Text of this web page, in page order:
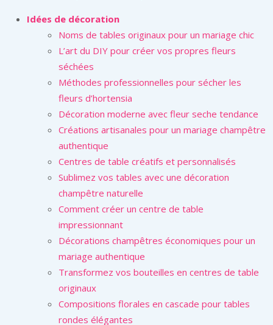
Idées de décoration
Noms de tables originaux pour un mariage chic
L’art du DIY pour créer vos propres fleurs
séchées
Méthodes professionnelles pour sécher les
fleurs d’hortensia
Décoration moderne avec fleur seche tendance
Créations artisanales pour un mariage champêtre
authentique
Centres de table créatifs et personnalisés
Sublimez vos tables avec une décoration
champêtre naturelle
Comment créer un centre de table
impressionnant
Décorations champêtres économiques pour un
mariage authentique
Transformez vos bouteilles en centres de table
originaux
Compositions florales en cascade pour tables
rondes élégantes